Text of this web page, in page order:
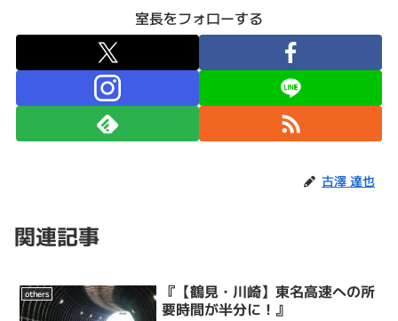
室長をフォローする
古澤 達也
関連記事
others
『【鶴見・川崎】東名高速への所
要時間が半分に！』